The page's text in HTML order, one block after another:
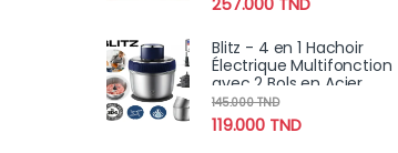
Blitz - 4 en 1 Hachoir
Électrique Multifonction
avec 2 Bols en Acier
Inoxydable et éplucheur
ail
119.000 TND
145.000TND